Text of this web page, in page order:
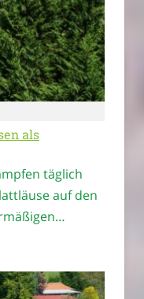
als
täglich
auf den